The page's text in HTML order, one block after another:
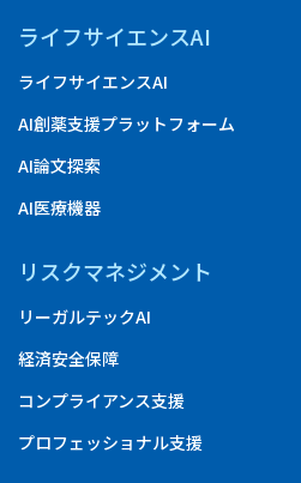
ライフサイエンスAI
ライフサイエンスAI
AI創薬支援プラットフォーム
AI論文探索
AI医療機器
リスクマネジメント
リーガルテックAI
経済安全保障
コンプライアンス支援
プロフェッショナル支援